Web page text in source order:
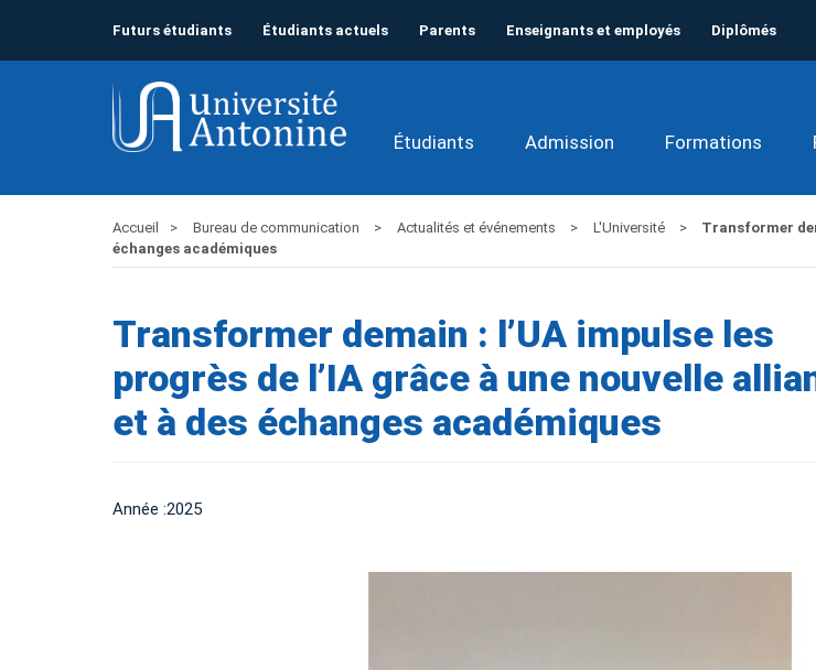
Futurs étudiants Étudiants actuels Parents Enseignants et employés Diplômés
Étudiants Admission Formations
Accueil Bureau de communication Actualités et événements L'Université
Transformer
échanges académiques
Transformer demain : l’UA impulse les
progrès de l’IA grâce à une nouvelle
et à des échanges académiques
Année :2025